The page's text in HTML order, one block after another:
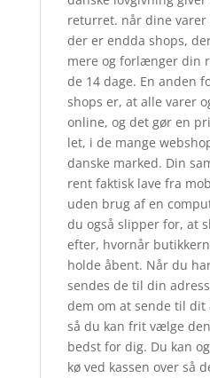
returret. når dine varer
der er endda shops,
mere og forlænger din
de 14 dage. En anden
shops er, at alle varer
online, og det gør en
let, i de mange
danske marked. Din
rent faktisk lave fra
uden brug af en
du også slipper for, at
efter, hvornår
holde åbent. Når du
sendes de til din
dem om at sende til
så du kan frit vælge
bedst for dig. Du kan
kø ved kassen over så